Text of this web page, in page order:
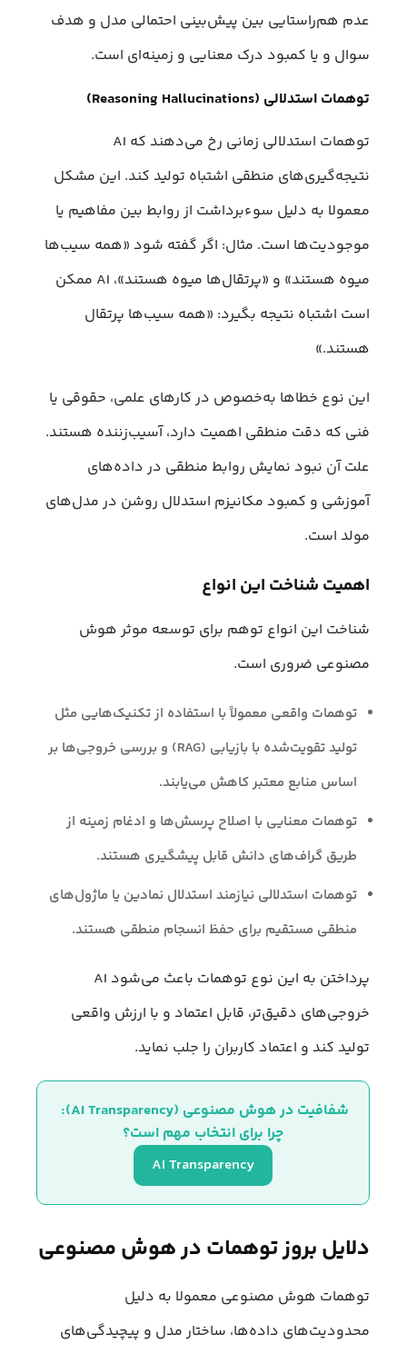
عدم هم‌راستایی بین پیش‌بینی احتمالی مدل و هدف
سوال و یا کمبود درک معنایی و زمینه‌ای است.
توهمات استدلالی (Reasoning Hallucinations)
توهمات استدلالی زمانی رخ می‌دهند که AI
نتیجه‌گیری‌های منطقی اشتباه تولید کند. این مشکل
معمولا به دلیل سوءبرداشت از روابط بین مفاهیم یا
موجودیت‌ها است. مثال: اگر گفته شود «همه سیب‌ها
میوه هستند» و «پرتقال‌ها میوه هستند»، AI ممکن
است اشتباه نتیجه بگیرد: «همه سیب‌ها پرتقال
هستند.»
این نوع خطاها به‌خصوص در کارهای علمی، حقوقی یا
فنی که دقت منطقی اهمیت دارد، آسیب‌زننده هستند.
علت آن نبود نمایش روابط منطقی در داده‌های
آموزشی و کمبود مکانیزم استدلال روشن در مدل‌های
مولد است.
اهمیت شناخت این انواع
شناخت این انواع توهم برای توسعه موثر هوش
مصنوعی ضروری است.
توهمات واقعی معمولاً با استفاده از تکنیک‌هایی مثل
تولید تقویت‌شده با بازیابی (RAG) و بررسی خروجی‌ها بر
اساس منابع معتبر کاهش می‌یابند.
توهمات معنایی با اصلاح پرسش‌ها و ادغام زمینه از
طریق گراف‌های دانش قابل پیشگیری هستند.
توهمات استدلالی نیازمند استدلال نمادین یا ماژول‌های
منطقی مستقیم برای حفظ انسجام منطقی هستند.
پرداختن به این نوع توهمات باعث می‌شود AI
خروجی‌های دقیق‌تر، قابل اعتماد و با ارزش واقعی
تولید کند و اعتماد کاربران را جلب نماید.
شفافیت در هوش مصنوعی (AI Transparency):
چرا برای انتخاب مهم است؟
AI Transparency
دلایل بروز توهمات در هوش مصنوعی
توهمات هوش مصنوعی معمولا به دلیل
محدودیت‌های داده‌ها، ساختار مدل و پیچیدگی‌های